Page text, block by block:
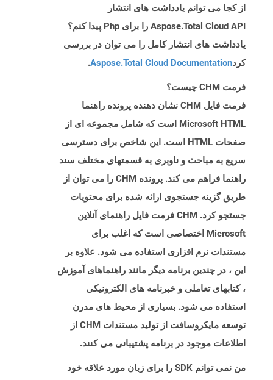
از کجا می توانم یادداشت های انتشار
Aspose.Total Cloud API را برای Php پیدا کنم؟
یادداشت های انتشار کامل را می توان در بررسی
کردAspose.Total Cloud Documentation
.
فرمت CHM چیست؟
فرمت فایل CHM نشان دهنده پرونده راهنما
Microsoft HTML است که شامل مجموعه ای از
صفحات HTML است. این شاخص برای دسترسی
سریع به مباحث و ناوبری به قسمتهای مختلف سند
راهنما فراهم می کند. پرونده CHM را می توان از
طریق گزینه جستجوی ارائه شده برای محتویات
جستجو کرد. CHM فرمت فایل راهنمای آنلاین
Microsoft اختصاصی است که اغلب برای
مستندات نرم افزاری استفاده می شود. علاوه بر
این ، در چندین برنامه دیگر مانند راهنماهای آموزش
، کتابهای تعاملی و خبرنامه های الکترونیکی
استفاده می شود. بسیاری از محیط های مدرن
توسعه مایکروسافت از تولید مستندات CHM از
اطلاعات موجود در برنامه پشتیبانی می کنند.
من نمی توانم SDK را برای زبان مورد علاقه خود